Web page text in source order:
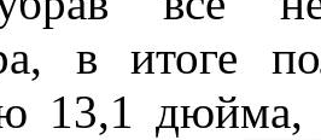
в итоге
13,1